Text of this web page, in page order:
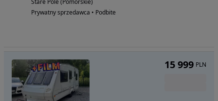
Prywatny sprzedawca • Podbite
15 999 PLN